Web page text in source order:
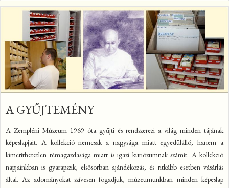
A GYŰJTEMÉNY
A Zempléni Múzeum 1969 óta gyűjti és rendszerezi a világ minden tájának
képeslapjait. A kollekció nemcsak a nagysága miatt egyedülálló, hanem a
kimeríthetetlen témagazdasága miatt is igazi kuriózumnak számít. A kollekció
napjainkban is gyarapszik, elsősorban ajándékozás, és ritkább esetben vásárlás
által. Az adományokat szívesen fogadjuk, múzeumunkban minden képeslap